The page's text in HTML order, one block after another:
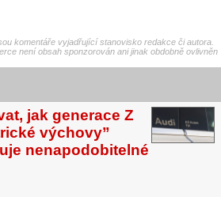
komentáře vyjadřující stanovisko redakce či autora.
není obsah sponzorován ani jinak obdobně ovlivněn
jak generace Z
výchovy”
nenapodobitelné